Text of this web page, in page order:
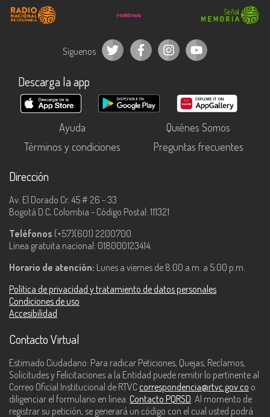
Síguenos
Descarga la app
Ayuda
Quiénes Somos
Términos y condiciones
Preguntas frecuentes
Dirección
Av. El Dorado Cr. 45 # 26 - 33
Bogotá D.C, Colombia - Código Postal: 111321
Teléfonos (+57)(601) 2200700.
Línea gratuita nacional: 018000123414.
Horario de atención: Lunes a viernes de 8:00 a.m. a 5:00 p.m.
Política de privacidad y tratamiento de datos personales
Condiciones de uso
Accesibilidad
Contacto Virtual
Estimado Ciudadano: Para radicar Peticiones, Quejas, Reclamos,
Solicitudes y Felicitaciones a la Entidad puede remitir lo pertinente al
Correo Oficial Institucional de RTVC correspondencia@rtvc.gov.co o
diligenciar el formulario en línea: Contacto PQRSD . Al momento de
registrar su petición, se generará un código con el cual usted podrá